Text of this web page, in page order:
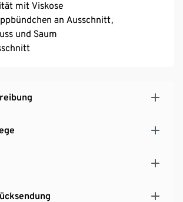
mit Viskose
an Ausschnitt,
und Saum